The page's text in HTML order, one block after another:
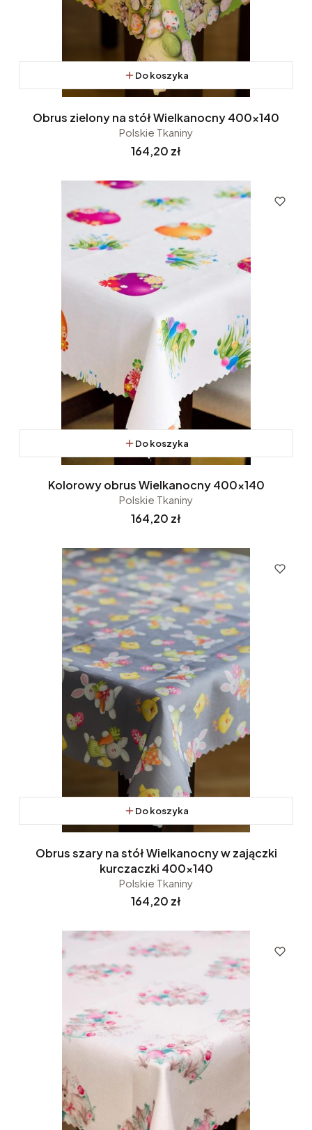
Do koszyka
Obrus zielony na stół Wielkanocny 400x140
Polskie Tkaniny
Cena
164,20 zł
Do koszyka
Kolorowy obrus Wielkanocny 400x140
Polskie Tkaniny
Cena
164,20 zł
Do koszyka
Obrus szary na stół Wielkanocny w zajączki
kurczaczki 400x140
Polskie Tkaniny
Cena
164,20 zł